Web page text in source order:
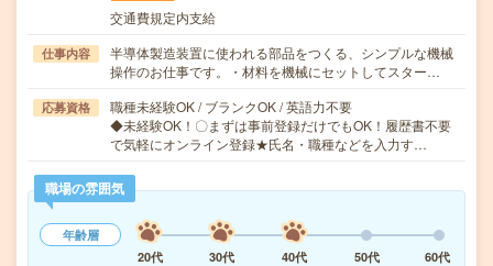
交通費規定内支給
仕事内容
半導体製造装置に使われる部品をつくる、シンプルな機械
操作のお仕事です。・材料を機械にセットしてスター…
応募資格
職種未経験OK / ブランクOK / 英語力不要
◆未経験OK！〇まずは事前登録だけでもOK！履歴書不要
で気軽にオンライン登録★氏名・職種などを入力す…
職場の雰囲気
年齢層
20代
30代 40代 50代 60代